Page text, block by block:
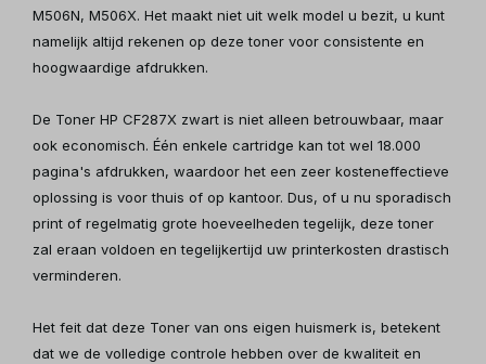
M506N, M506X. Het maakt niet uit welk model u bezit, u kunt
namelijk altijd rekenen op deze toner voor consistente en
hoogwaardige afdrukken.
De Toner HP CF287X zwart is niet alleen betrouwbaar, maar
ook economisch. Één enkele cartridge kan tot wel 18.000
pagina's afdrukken, waardoor het een zeer kosteneffectieve
oplossing is voor thuis of op kantoor. Dus, of u nu sporadisch
print of regelmatig grote hoeveelheden tegelijk, deze toner
zal eraan voldoen en tegelijkertijd uw printerkosten drastisch
verminderen.
Het feit dat deze Toner van ons eigen huismerk is, betekent
dat we de volledige controle hebben over de kwaliteit en